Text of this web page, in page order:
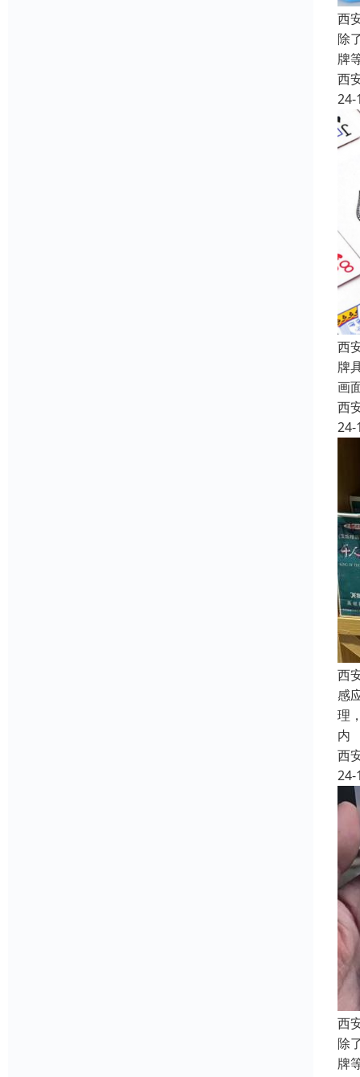
西
除
牌
西
24-
西
牌
画
西
24-
西
感
理
内
西
24-
西
除
牌